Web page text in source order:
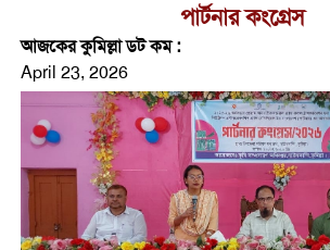
পার্টনার কংগ্রেস
আজকের কুমিল্লা ডট কম :
April 23, 2026